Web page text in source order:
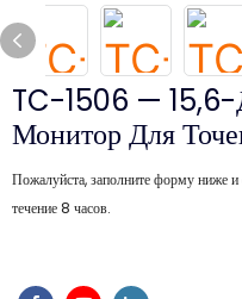
TC-1506 — 15,6-
Монитор Для
Пожалуйста, заполните форму ниже
течение 8 часов.